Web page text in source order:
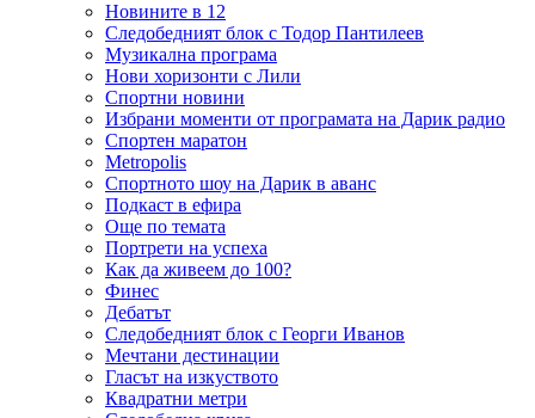
Новините в 12
Следобедният блок с Тодор Пантилеев
Музикална програма
Нови хоризонти с Лили
Спортни новини
Избрани моменти от програмата на Дарик радио
Спортен маратон
Metropolis
Спортното шоу на Дарик в аванс
Подкаст в ефира
Още по темата
Портрети на успеха
Как да живеем до 100?
Финес
Дебатът
Следобедният блок с Георги Иванов
Мечтани дестинации
Гласът на изкуството
Квадратни метри